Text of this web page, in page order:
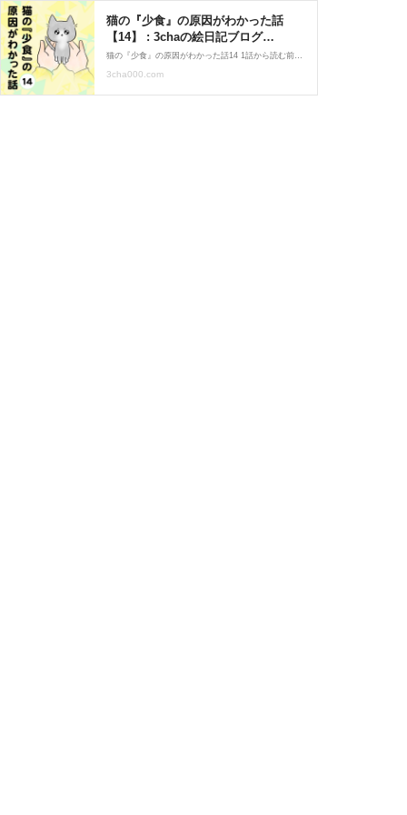
猫の『少食』の原因がわかった話
【14】 : 3chaの絵日記ブログ
Powered by ライブドアブログ
猫の『少食』の原因がわかった話14 1話から読む前の話はこちら フードを変えるだけで悩んでいたことが全てが良くなりました。小食も皮膚炎もお尻からの出血も…フードが原因だったようです。もっと早く気づいてあげていればなと思うこともありますが、諦めず原因を探って良
3cha000.com